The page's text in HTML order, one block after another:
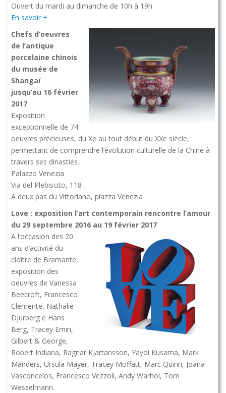
Ouvert du mardi au dimanche de 10h à 19h
En savoir +
Chefs d’oeuvres
de l’antique
porcelaine chinois
du musée de
Shangaï
jusqu’au 16 février
2017
Exposition
exceptionnelle de 74
oeuvres précieuses, du Xe au tout début du XXe siècle,
permettant de comprendre l’évolution culturelle de la Chine à
travers ses dinasties.
Palazzo Venezia
Via del Plebiscito, 118
A deux pas du Vittoriano, piazza Venezia
Love : exposition l’art contemporain rencontre l’amour
du 29 septembre 2016 au 19 février 2017
A l’occasion des 20
ans d’activité du
cloître de Bramante,
exposition des
oeuvres de Vanessa
Beecroft, Francesco
Clemente, Nathalie
Djurberg e Hans
Berg, Tracey Emin,
Gilbert & George,
Robert Indiana, Ragnar Kjartansson, Yayoi Kusama, Mark
Manders, Ursula Mayer, Tracey Moffatt, Marc Quinn, Joana
Vasconcelos, Francesco Vezzoli, Andy Warhol, Tom
Wesselmann.